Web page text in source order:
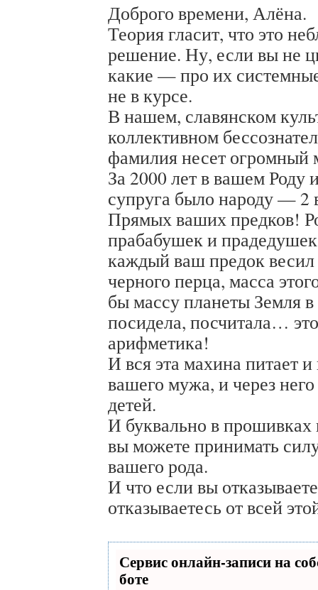
Доброго времени, Алёна.
Теория гласит, что это
решение. Ну, если вы не
какие — про их
не в курсе.
В нашем, славянском
коллективном
фамилия несет огромный
За 2000 лет в вашем Роду
супруга было народу — 2
Прямых ваших предков!
прабабушек и
каждый ваш предок
черного перца, масса
бы массу планеты Земля в
посидела, посчитала…
арифметика!
И вся эта махина питает
вашего мужа, и через
детей.
И буквально в
вы можете принимать
вашего рода.
И что если вы
отказываетесь от всей
Сервис онлайн-записи на
боте